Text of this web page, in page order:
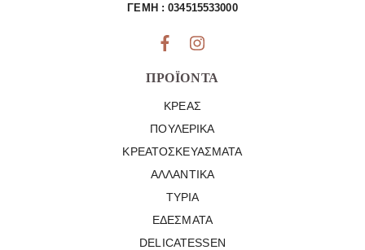
ΓΕΜΗ : 034515533000
ΠΡΟΪΌΝΤΑ
ΚΡΈΑΣ
ΠΟΥΛΕΡΙΚΆ
ΚΡΕΑΤΟΣΚΕΥΆΣΜΑΤΑ
ΑΛΛΑΝΤΙΚΆ
ΤΥΡΙΆ
ΕΔΈΣΜΑΤΑ
DELICATESSEN